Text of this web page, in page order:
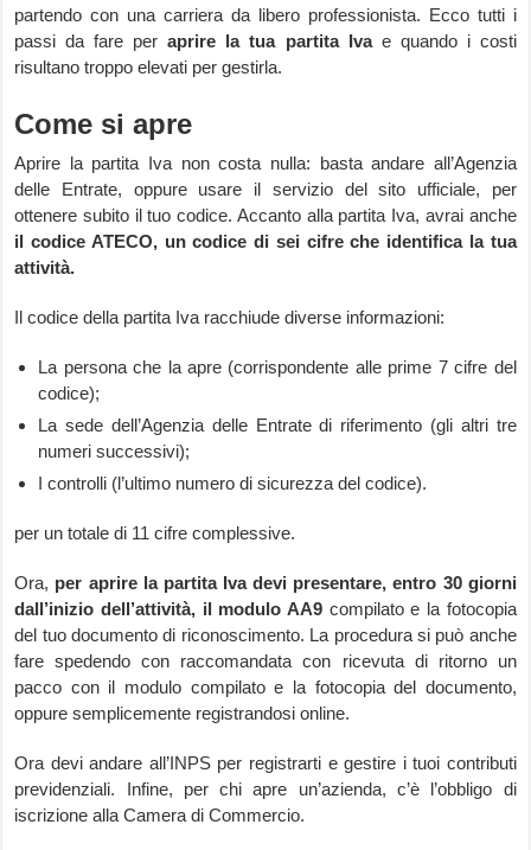
partendo con una carriera da libero professionista. Ecco tutti i
passi da fare peraprire la tua partita Ivae quando i costi
risultano troppo elevati per gestirla.
Come si apre
Aprire la partita Iva non costa nulla: basta andare all’Agenzia
delle Entrate, oppure usare il servizio del sito ufficiale, per
ottenere subito il tuo codice. Accanto alla partita Iva, avrai anche
il codice ATECO, un codice di sei cifre che identifica la tua
attività.
Il codice della partita Iva racchiude diverse informazioni:
La persona che la apre (corrispondente alle prime 7 cifre del
codice);
La sede dell’Agenzia delle Entrate di riferimento (gli altri tre
numeri successivi);
I controlli (l’ultimo numero di sicurezza del codice).
per un totale di 11 cifre complessive.
Ora, per aprire la partita Iva devi presentare, entro 30 giorni
dall’inizio dell’attività, il modulo AA9 compilato e la fotocopia
del tuo documento di riconoscimento. La procedura si può anche
fare spedendo con raccomandata con ricevuta di ritorno un
pacco con il modulo compilato e la fotocopia del documento,
oppure semplicemente registrandosi online.
Ora devi andare all’INPS per registrarti e gestire i tuoi contributi
previdenziali. Infine, per chi apre un’azienda, c’è l’obbligo di
iscrizione alla Camera di Commercio.